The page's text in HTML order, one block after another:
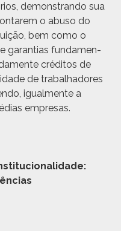
demon­stran­do sua
o abu­so do
bem como o
garan­tias fun­da­men­
crédi­tos de
de tra­bal­hadores
igual­mente a
empresas.